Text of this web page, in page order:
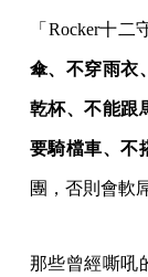
「Rocker十二
傘、不穿雨衣
乾杯、不能跟
要騎檔車、不
團，否則會軟
那些曾經嘶吼